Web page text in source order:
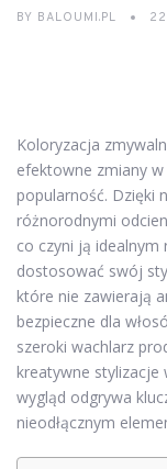
BY BALOUMI.PL
Koloryzacja
efektowne zmiany
popularność. Dzięki
różnorodnymi
co czyni ją idealnym
dostosować swój
które nie zawierają
bezpieczne dla
szeroki wachlarz
kreatywne stylizacje
wygląd odgrywa
nieodłącznym